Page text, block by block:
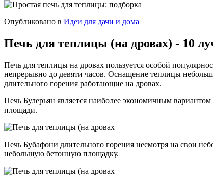
Опубликовано в Идеи для дачи и дома
Печь для теплицы (на дровах) - 10
Печь для теплицы на дровах пользуется особой
непрерывно до девяти часов. Оснащение теплицы
длительного горения работающие на дровах.
Печь Булерьян является наиболее экономичным
площади.
Печь Бубафони длительного горения несмотря на свои
небольшую бетонную площадку.